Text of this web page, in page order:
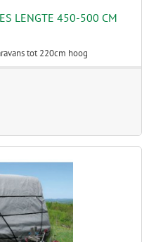
LENGTE 450-500 CM
tot 220cm hoog